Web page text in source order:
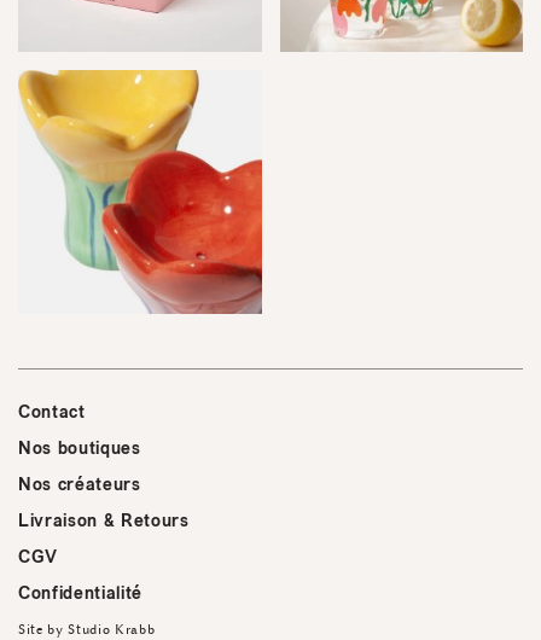
Contact
Nos boutiques
Nos créateurs
Livraison & Retours
CGV
Confidentialité
Site byStudio Krabb